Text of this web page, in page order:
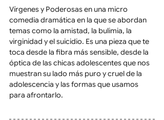
Vírgenes y Poderosas en una micro
comedia dramática en la que se abordan
temas como la amistad, la bulimia, la
virginidad y el suicidio. Es una pieza que te
toca desde la fibra más sensible, desde la
óptica de las chicas adolescentes que nos
muestran su lado más puro y cruel de la
adolescencia y las formas que usamos
para afrontarlo.